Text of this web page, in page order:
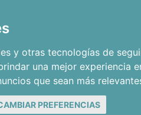
y otras tecnologías de
una mejor experiencia
que sean más
PREFERENCIAS